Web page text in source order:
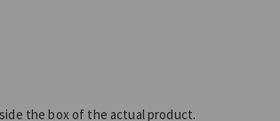
the box of the actual product.